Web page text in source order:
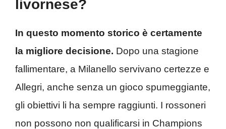
livornese?
In questo momento storico è certamente
la migliore decisione. Dopo una stagione
fallimentare, a Milanello servivano certezze e
Allegri, anche senza un gioco spumeggiante,
gli obiettivi li ha sempre raggiunti. I rossoneri
non possono non qualificarsi in Champions